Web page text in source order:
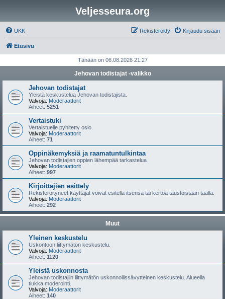
Veljesseura.org
UKK Kirjaudu sisään
Rekisteröidy
Etusivu
Tänään on 06.08.2026 21:27
Jehovan todistajat -valikko
Jehovan todistajat
Yleistä keskustelua Jehovan todistajista.
Valvoja: Moderaattorit
Aiheet: 5251
Vertaistuki
Vertaistuelle pyhitetty osio.
Valvoja: Moderaattorit
Aiheet: 71
Oppinäkemyksiä ja raamatuntulkintaa
Jehovan todistajien oppien lähempää tarkastelua
Valvoja: Moderaattorit
Aiheet: 997
Kirjoittajien esittely
Rekisteröityneet käyttäjät voivat esitellä itsensä tai kertoa taustoistaan täällä.
Valvoja: Moderaattorit
Aiheet: 292
Muut
Yleinen keskustelu
Uskontoon liittymätön keskustelu.
Valvoja: Moderaattorit
Aiheet: 1120
Yleistä uskonnosta
Jehovan todistajiin liittymätön uskonnollissävytteinen keskustelu. Alueella
tiukka moderointi.
Valvoja: Moderaattorit
Aiheet: 140